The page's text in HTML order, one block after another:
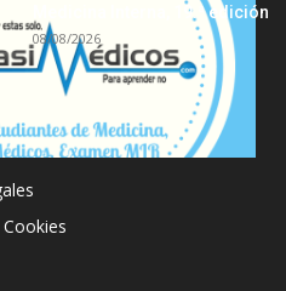
Medicina Interna, 19.ª edición
08/08/2026